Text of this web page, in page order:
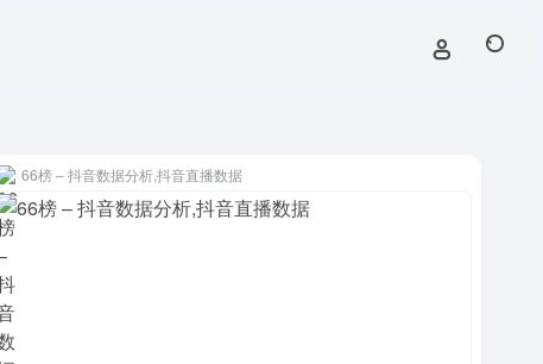
66榜 – 抖音数据分析,抖音直播数据